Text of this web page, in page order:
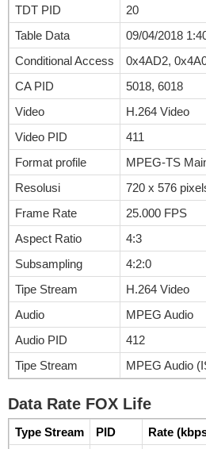
TDT PID
20
Table Data
09/04/2018
Conditional Access
0x4AD2,
CA PID
5018, 6018
Video
H.264 Video
Video PID
411
Format profile
MPEG-TS
Resolusi
720 x 576
Frame Rate
25.000 FPS
Aspect Ratio
4:3
Subsampling
4:2:0
Tipe Stream
H.264 Video
Audio
MPEG Audio
Audio PID
412
Tipe Stream
MPEG Audio
Data Rate FOX Life
Type Stream PID Rate